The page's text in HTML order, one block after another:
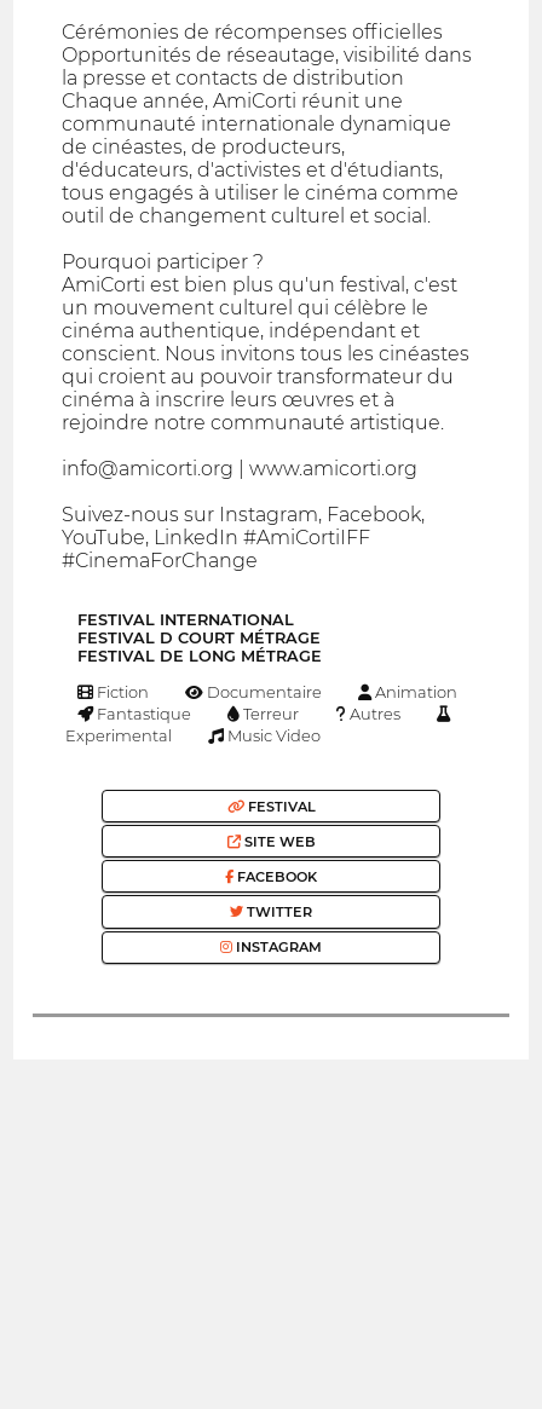
Cérémonies de récompenses officielles
Opportunités de réseautage, visibilité dans
la presse et contacts de distribution
Chaque année, AmiCorti réunit une
communauté internationale dynamique
de cinéastes, de producteurs,
d'éducateurs, d'activistes et d'étudiants,
tous engagés à utiliser le cinéma comme
outil de changement culturel et social.
Pourquoi participer ?
AmiCorti est bien plus qu'un festival, c'est
un mouvement culturel qui célèbre le
cinéma authentique, indépendant et
conscient. Nous invitons tous les cinéastes
qui croient au pouvoir transformateur du
cinéma à inscrire leurs œuvres et à
rejoindre notre communauté artistique.
info@amicorti.org | www.amicorti.org
Suivez-nous sur Instagram, Facebook,
YouTube, LinkedIn #AmiCortiIFF
#CinemaForChange
FESTIVAL INTERNATIONAL
FESTIVAL D COURT MÉTRAGE
FESTIVAL DE LONG MÉTRAGE
Fiction Documentaire
Animation
Fantastique
Terreur
Autres
Experimental
Music Video
FESTIVAL
SITE WEB
FACEBOOK
TWITTER
INSTAGRAM